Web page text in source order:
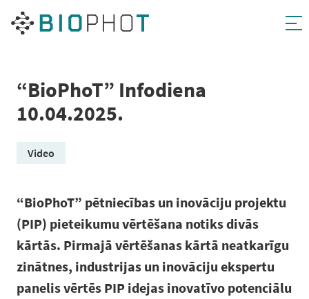
Pāriet
“BioPhoT” Infodiena
10.04.2025.
Video
“BioPhoT” pētniecības un inovāciju projektu
(PIP) pieteikumu vērtēšana notiks divās
kārtās. Pirmajā vērtēšanas kārtā neatkarīgu
zinātnes, industrijas un inovāciju ekspertu
panelis vērtēs PIP idejas inovatīvo potenciālu